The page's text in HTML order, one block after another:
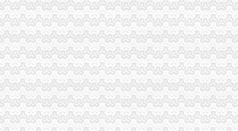
填写说明
表（一般纳税人适用）》及其附列资料填
在线播放—优酷网,高清在线观看
增值税一般纳税人申报表新版_附表四+
函-无忧考网
申请表_税屋网——第一时间递财税政策
报表填写热点问题-搜狐滚动